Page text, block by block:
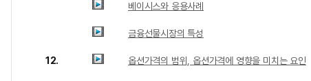
베이시스와 응용사례
금융선물시장의 특성
12. 옵션가격의 범위, 옵션가격에 영향을 미치는 요인